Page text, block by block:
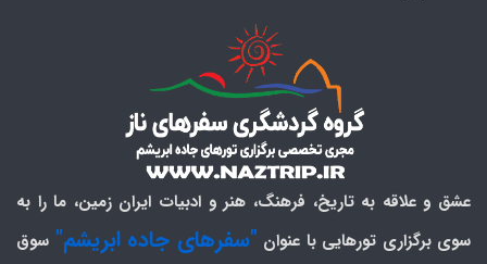
عشق و علاقه به تاریخ، فرهنگ، هنر و ادبیات ایران زمین، ما را به
سوی برگزاری تورهایی با عنوان "سفرهای جاده ابریشم" سوق